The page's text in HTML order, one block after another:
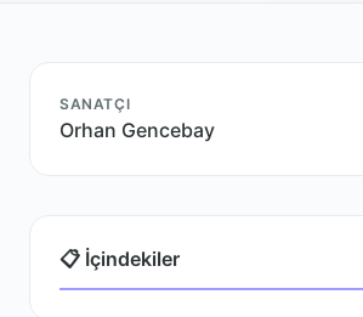
SANATÇI
Orhan Gencebay
📋 İçindekiler